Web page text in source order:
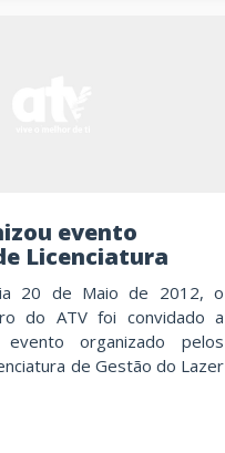
Licenciatura
20 de Maio de 2012, o
do ATV foi convidado a
organizado pelos
de Gestão do Lazer